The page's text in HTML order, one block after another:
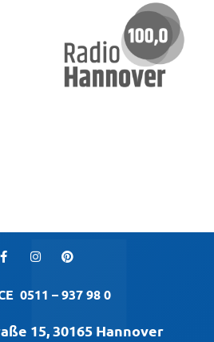
0511 – 937 98 0
15, 30165 Hannover